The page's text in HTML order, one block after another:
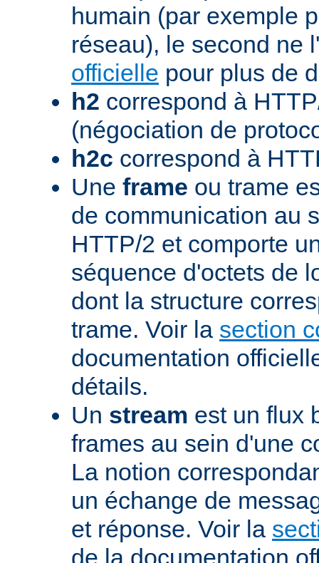
humain (par exemple
réseau), le second ne
officielle pour plus de
h2 correspond à
(négociation de
h2c correspond à
Une frame ou trame
de communication au
HTTP/2 et comporte
séquence d'octets de
dont la structure
trame. Voir la section
documentation
détails.
Un stream est un flux
frames au sein d'une
La notion
un échange de
et réponse. Voir la
de la documentation